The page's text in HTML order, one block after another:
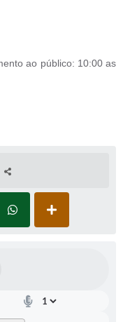
ao público: 10:00 as